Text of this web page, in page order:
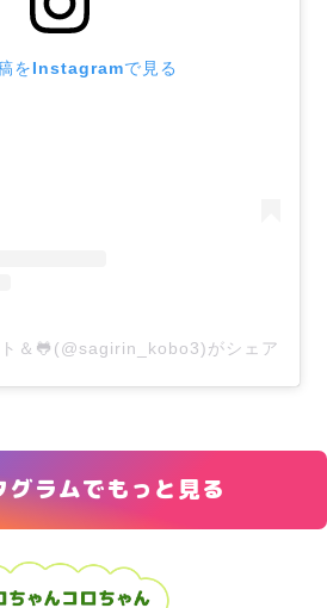
をInstagramで見る
＆🐸(@sagirin_kobo3)がシェアした
グラムでもっと見る